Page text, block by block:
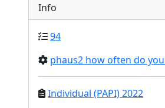
Info
94
phaus2 how often do
Individual (PAPI) 2022